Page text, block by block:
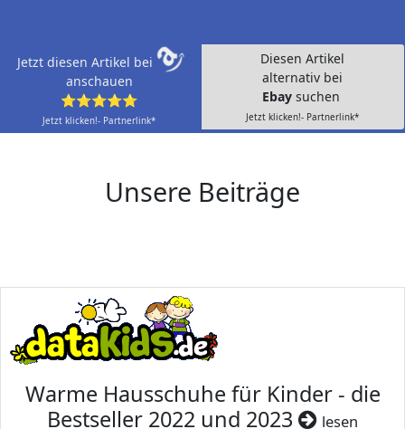
Jetzt diesen Artikel bei
anschauen
⭐⭐⭐⭐⭐
Jetzt klicken!- Partnerlink*
Diesen Artikel
alternativ bei
Ebay suchen
Jetzt klicken!- Partnerlink*
Unsere Beiträge
Warme Hausschuhe für Kinder - die
Bestseller 2022 und 2023
lesen